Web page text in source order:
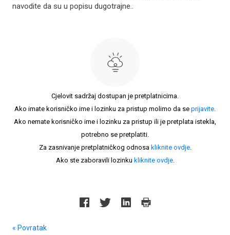
navodite da su u popisu dugotrajne..
Cjelovit sadržaj dostupan je pretplatnicima.
Ako imate korisničko ime i lozinku za pristup molimo da se prijavite.
Ako nemate korisničko ime i lozinku za pristup ili je pretplata istekla,
potrebno se pretplatiti.
Za zasnivanje pretplatničkog odnosa kliknite ovdje.
Ako ste zaboravili lozinku kliknite ovdje.
« Povratak